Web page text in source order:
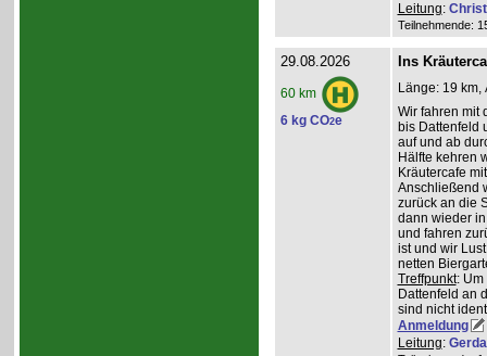
Leitung:
Teilnehmende:
29.08.2026
60 km
6 kg CO2e
Ins
Länge: 19 km,
Wir fahren mit
bis Dattenfeld
auf und ab
Hälfte kehren
Kräutercafe
Anschließend
zurück an die
dann wieder
und fahren
ist und wir
netten
Treffpunkt: Um
Dattenfeld an
sind nicht
Anmeldung
Leitung: